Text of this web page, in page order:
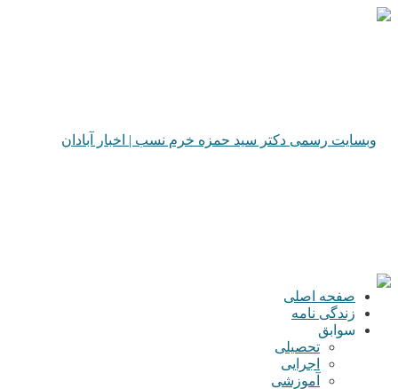
صفحه اصلی
زندگی نامه
سوابق
تحصیلی
اجرایی
آموزشی